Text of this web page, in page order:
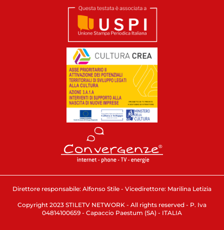
Direttore responsabile: Alfonso Stile - Vicedirettore: Marilina Letizia
Copyright 2023 STILETV NETWORK - All rights reserved - P. Iva
04814100659 - Capaccio Paestum (SA) - ITALIA